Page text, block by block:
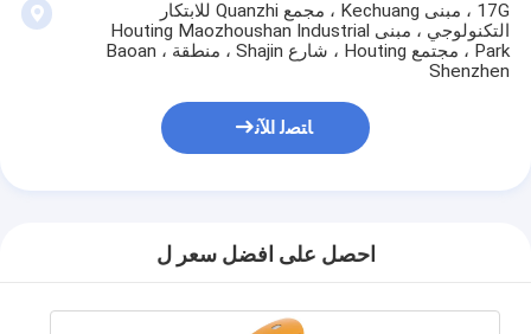
17G ، مبنى Kechuang ، مجمع Quanzhi للابتكار
التكنولوجي ، مبنى Houting Maozhoushan Industrial
Park ، مجتمع Houting ، شارع Shajin ، منطقة Baoan ،
Shenzhen
ﺎﺘﺼﻟ ﺍﻶﻧ
احصل على افضل سعر ل